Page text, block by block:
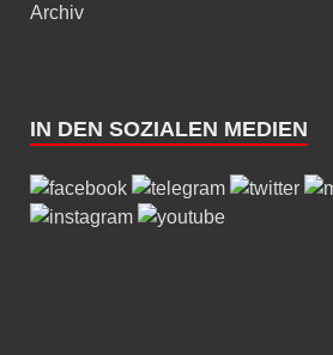
Archiv
IN DEN SOZIALEN MEDIEN